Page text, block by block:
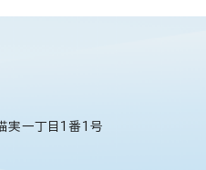
一丁目1番1号